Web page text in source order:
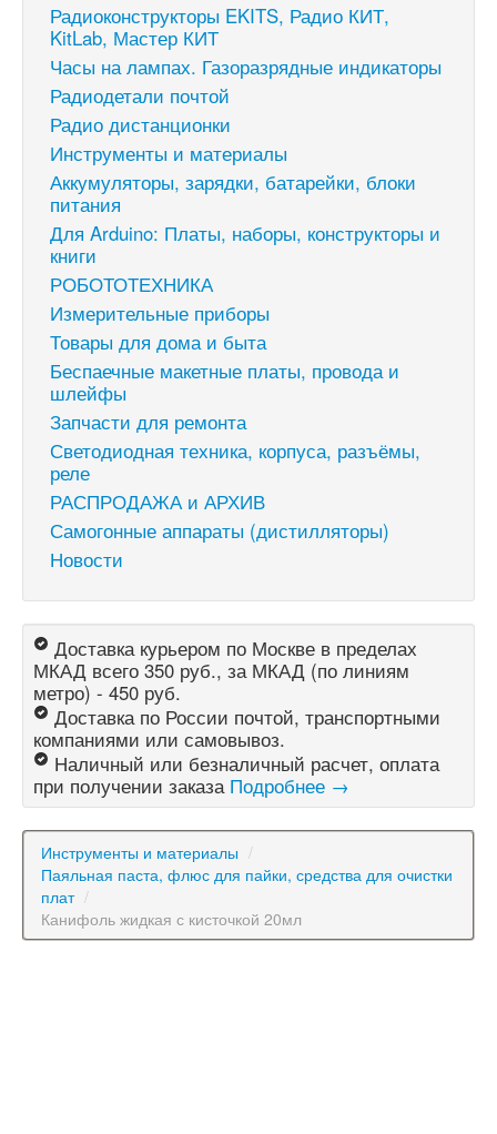
Радиоконструкторы EKITS, Радио КИТ,
KitLab, Мастер КИТ
Часы на лампах. Газоразрядные индикаторы
Радиодетали почтой
Радио дистанционки
Инструменты и материалы
Аккумуляторы, зарядки, батарейки, блоки
питания
Для Arduino: Платы, наборы, конструкторы и
книги
РОБОТОТЕХНИКА
Измерительные приборы
Товары для дома и быта
Беспаечные макетные платы, провода и
шлейфы
Запчасти для ремонта
Светодиодная техника, корпуса, разъёмы,
реле
РАСПРОДАЖА и АРХИВ
Самогонные аппараты (дистилляторы)
Новости
Доставка курьером по Москве в пределах
МКАД всего 350 руб., за МКАД (по линиям
метро) - 450 руб.
Доставка по России почтой, транспортными
компаниями или самовывоз.
Наличный или безналичный расчет, оплата
при получении заказа Подробнее →
Инструменты и материалы /
Паяльная паста, флюс для пайки, средства для очистки
плат /
Канифоль жидкая с кисточкой 20мл